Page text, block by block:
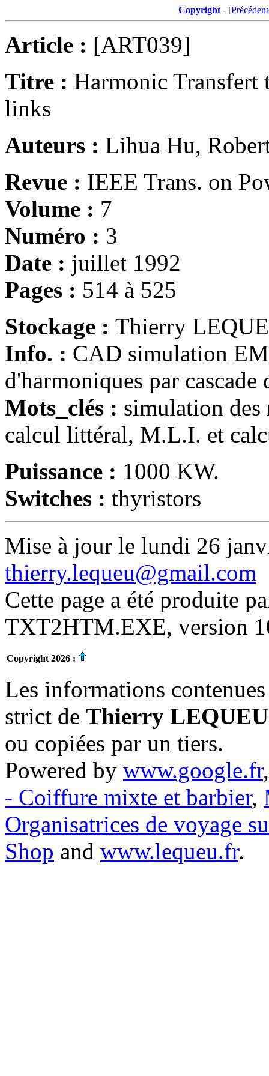
Copyright- [
Article : [ART039]
Titre : Harmonic
links
Auteurs : Lihua Hu,
Revue : IEEE Trans. on
Volume : 7
Numéro : 3
Date : juillet 1992
Pages : 514 à 525
Stockage : Thierry
Info. : CAD simulation
d'harmoniques par cascade
Mots_clés : simulation des
calcul littéral, M.L.I. et
Puissance : 1000 KW.
Switches : thyristors
Mise à jour le lundi 26
thierry.lequeu@gmail.com
Cette page a été produite
TXT2HTM.EXE, version
Copyright 2026 :
Les informations
strict de Thierry LEQUEU
ou copiées par un tiers.
Powered by www.google.fr
- Coiffure mixte et barbier,
Organisatrices de voyage
Shop and www.lequeu.fr.